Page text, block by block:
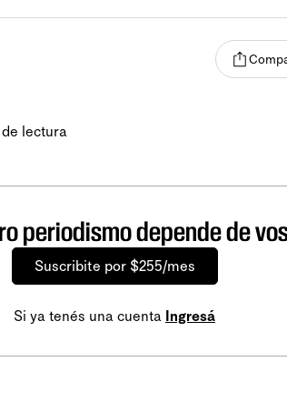
lectura
periodismo depende de
Suscribite por $255/mes
Si ya tenés una cuenta Ingresá